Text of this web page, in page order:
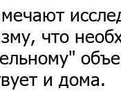
что
и дома.